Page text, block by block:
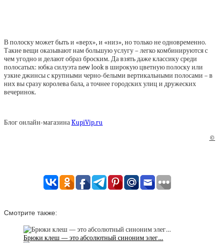
В полоску может быть и «верх», и «низ», но только не одновременно.
Такие вещи оказывают нам большую услугу – легко комбинируются с
чем угодно и делают образ броским. Да взять даже классику среди
полосатых: юбка силуэта new look в широкую цветную полоску или
узкие джинсы с крупными черно-белыми вертикальными полосами – в
них вы сразу королева бала, а точнее городских улиц и дружеских
вечеринок.
Блог онлайн-магазинаKupiVip.ru
©
Смотрите также:
Брюки клеш — это абсолютный синоним элег…